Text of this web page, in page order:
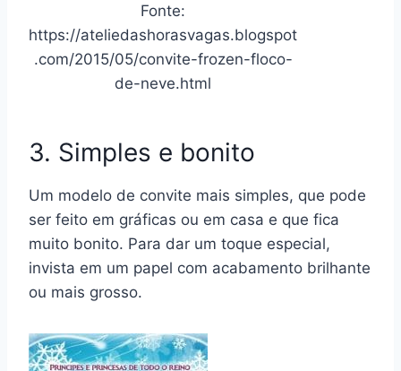
Fonte:
https://ateliedashorasvagas.blogspot
.com/2015/05/convite-frozen-floco-
de-neve.html
3. Simples e bonito
Um modelo de convite mais simples, que pode
ser feito em gráficas ou em casa e que fica
muito bonito. Para dar um toque especial,
invista em um papel com acabamento brilhante
ou mais grosso.